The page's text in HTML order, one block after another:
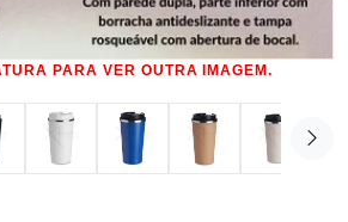
PARA VER OUTRA IMAGEM.